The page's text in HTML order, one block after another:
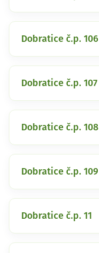
Dobratice č.p. 106
Dobratice č.p. 107
Dobratice č.p. 108
Dobratice č.p. 109
Dobratice č.p. 11